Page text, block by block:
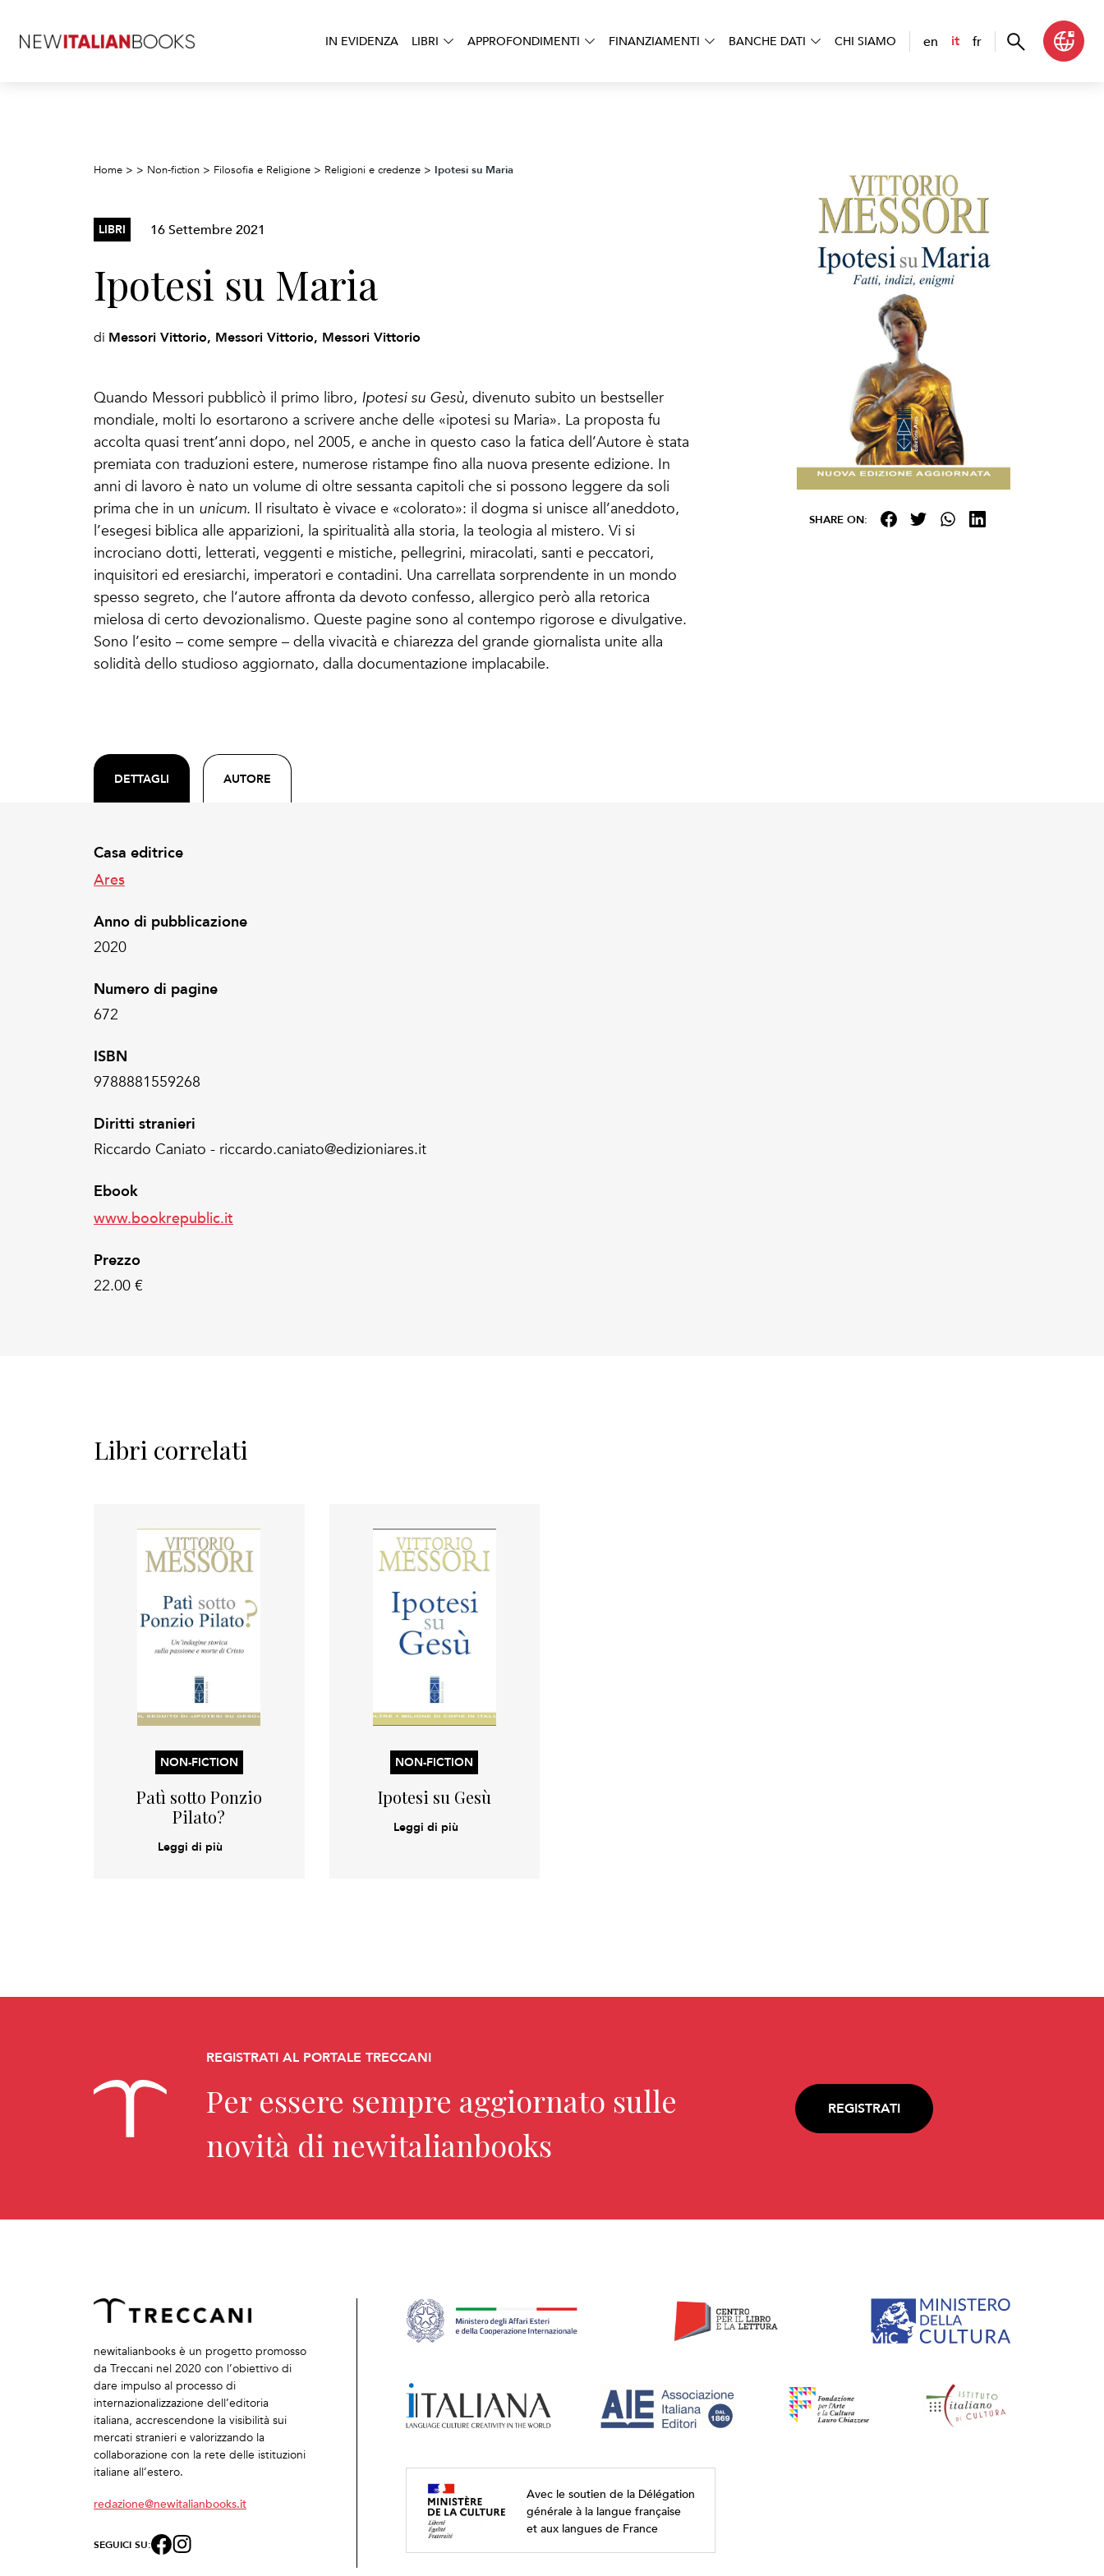
IN EVIDENZA LIBRI APPROFONDIMENTI FINANZIAMENTI BANCHE DATI CHI SIAMO en it fr
Home > > Non-fiction > Filosofia e Religione > Religioni e credenze > Ipotesi su Maria
LIBRI 16 Settembre 2021
Ipotesi su Maria
di Messori Vittorio, Messori Vittorio, Messori Vittorio
Quando Messori pubblicò il primo libro, Ipotesi su Gesù, divenuto subito un bestseller
mondiale, molti lo esortarono a scrivere anche delle «ipotesi su Maria». La proposta fu
accolta quasi trent’anni dopo, nel 2005, e anche in questo caso la fatica dell’Autore è stata
premiata con traduzioni estere, numerose ristampe fino alla nuova presente edizione. In
anni di lavoro è nato un volume di oltre sessanta capitoli che si possono leggere da soli
prima che in un unicum. Il risultato è vivace e «colorato»: il dogma si unisce all’aneddoto,
l’esegesi biblica alle apparizioni, la spiritualità alla storia, la teologia al mistero. Vi si
incrociano dotti, letterati, veggenti e mistiche, pellegrini, miracolati, santi e peccatori,
inquisitori ed eresiarchi, imperatori e contadini. Una carrellata sorprendente in un mondo
spesso segreto, che l’autore affronta da devoto confesso, allergico però alla retorica
mielosa di certo devozionalismo. Queste pagine sono al contempo rigorose e divulgative.
Sono l’esito – come sempre – della vivacità e chiarezza del grande giornalista unite alla
solidità dello studioso aggiornato, dalla documentazione implacabile.
DETTAGLI AUTORE
Casa editrice
Ares
Anno di pubblicazione
2020
Numero di pagine
672
ISBN
9788881559268
Diritti stranieri
Riccardo Caniato - riccardo.caniato@edizioniares.it
Ebook
www.bookrepublic.it
Prezzo
22.00 €
SHARE ON:
Libri correlati
NON-FICTION
Patì sotto Ponzio
Pilato?
Leggi di più
NON-FICTION
Ipotesi su Gesù
Leggi di più
REGISTRATI AL PORTALE TRECCANI
Per essere sempre aggiornato sulle
novità di newitalianbooks
REGISTRATI
newitalianbooks è un progetto promosso
da Treccani nel 2020 con l’obiettivo di
dare impulso al processo di
internazionalizzazione dell’editoria
italiana, accrescendone la visibilità sui
mercati stranieri e valorizzando la
collaborazione con la rete delle istituzioni
italiane all’estero.
redazione@newitalianbooks.it
SEGUICI SU:
Avec le soutien de la Délégation
générale à la langue française
et aux langues de France